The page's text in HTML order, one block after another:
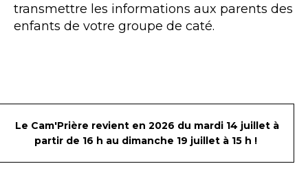
transmettre les informations aux parents des
enfants de votre groupe de caté.
Le Cam'Prière revient en 2026 du mardi 14 juillet à
partir de 16 h au dimanche 19 juillet à 15 h !